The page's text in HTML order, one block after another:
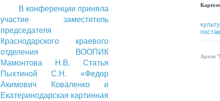
В конференции приняла
участие заместитель
председателя
Краснодарского краевого
отделения ВООПИК
Мамонтова Н.В. Статья
Пыхтиной С.Н. «Федор
Акимович Коваленко и
Екатеринодарская картинная
Архив